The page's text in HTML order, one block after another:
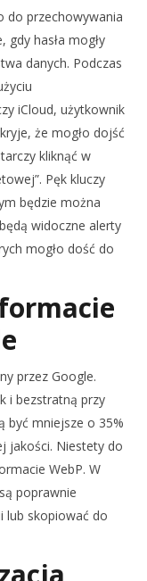
do przechowywania
gdy hasła mogły
danych. Podczas
iCloud, użytkownik
że mogło dojść
kliknąć w
Pęk kluczy
będzie można
widoczne alerty
mogło dość do
przez Google.
i bezstratną przy
być mniejsze o 35%
jakości. Niestety do
WebP. W
poprawnie
lub skopiować do